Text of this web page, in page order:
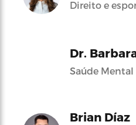
Direito e
Dr.
Saúde
Brian Díaz